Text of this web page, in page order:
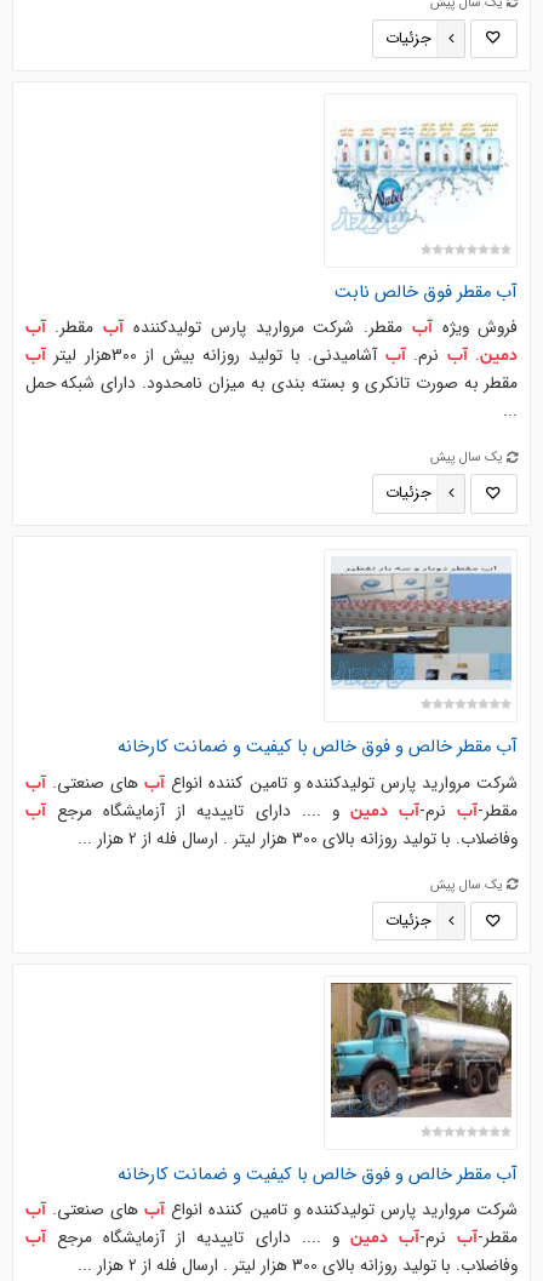
جزئیات
آب مقطر فوق خالص نابت
فروش ویژهآب مقطر. شرکت مروارید پارس تولیدکننده آبمقطر.آب
دمین.آب نرم.آب آشامیدنی. با تولید روزانه بیش از 300هزار لیتر آب
مقطر به صورت تانکری و بسته بندی به میزان نامحدود. دارای شبکه حمل
...
یک سال پیش
جزئیات
آب مقطر خالص و فوق خالص با کیفیت و ضمانت کارخانه
شرکت مروارید پارس تولیدکننده و تامین کننده انواع آبهای صنعتی.آب
مقطر-آبنرم-آب دمینو .... دارای تاییدیه از آزمایشگاه مرجعآب
وفاضلاب. با تولید روزانه بالای 300 هزار لیتر . ارسال فله از 2 هزار ...
یک سال پیش
جزئیات
آب مقطر خالص و فوق خالص با کیفیت و ضمانت کارخانه
شرکت مروارید پارس تولیدکننده و تامین کننده انواع آبهای صنعتی.آب
مقطر-آبنرم-آب دمینو .... دارای تاییدیه از آزمایشگاه مرجعآب
وفاضلاب. با تولید روزانه بالای 300 هزار لیتر . ارسال فله از 2 هزار ...